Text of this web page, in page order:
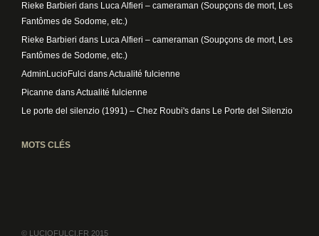
Rieke Barbieri dans Luca Alfieri – cameraman (Soupçons de mort, Les
Fantômes de Sodome, etc.)
Rieke Barbieri dans Luca Alfieri – cameraman (Soupçons de mort, Les
Fantômes de Sodome, etc.)
AdminLucioFulci dansActualité fulcienne
Picanne dansActualité fulcienne
Le porte del silenzio (1991) – Chez Roubi's dans Le Porte del Silenzio
MOTS CLÉS
© LUCIOFULCI.FR 2015